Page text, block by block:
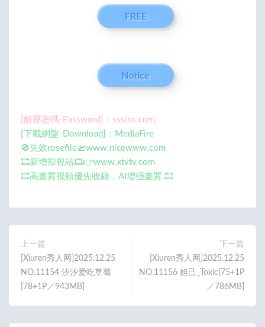
FREE
Notice
[解壓密碼-Password]：sssins.com
[下載網盤-Download]：MediaFire
🚫失效rosefile🛫www.nicewww.com
🎞️新增影視站🎞️👉www.xtvtv.com
🎞️高畫質視頻優先收錄，AI增强畫質.🎞️
上一篇
[Xiuren秀人网]2025.12.25
NO.11154 汐汐爱吃草莓
[78+1P／943MB]
下一篇
[Xiuren秀人网]2025.12.25
NO.11156 妲己_Toxic[75+1P
／786MB]